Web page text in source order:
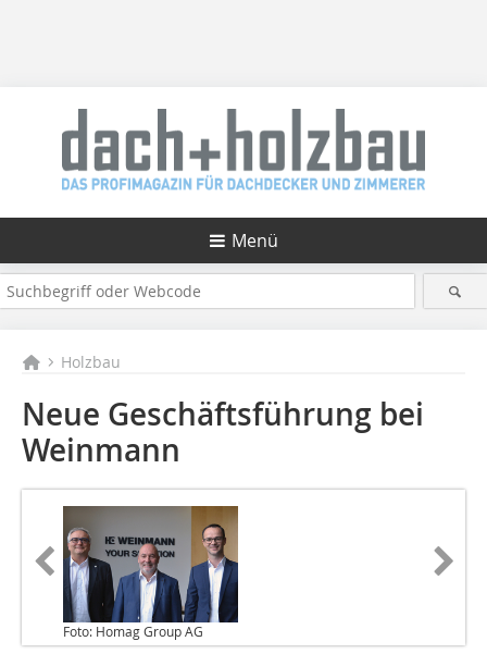
Menü
Holzbau
Neue Geschäftsführung bei
Weinmann
Foto: Homag Group AG